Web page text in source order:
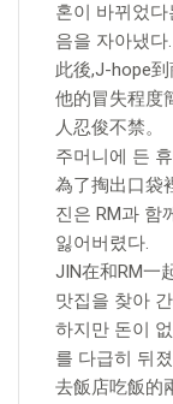
혼이 바뀌었
음을 자아냈다.
此後,J-hope
他的冒失程度
人忍俊不禁。
주머니에 든
為了掏出口袋
진은 RM과 함
잃어버렸다.
JIN在和RM一
맛집을 찾아
하지만 돈이
를 다급히 뒤
去飯店吃飯的